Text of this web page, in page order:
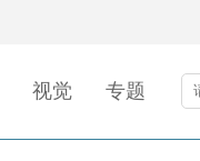
视觉 专题